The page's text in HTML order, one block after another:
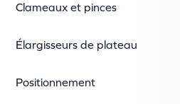
Clameaux et pinces
Élargisseurs de plateau
Positionnement